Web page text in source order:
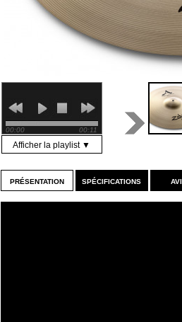
00:00 00:11
Afficher la playlist ▼
présentation spécifications